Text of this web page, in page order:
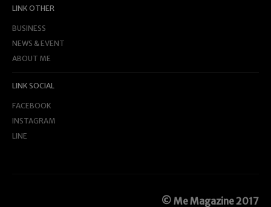
LINK OTHER
BUSINESS
NEWS & EVENT
ABOUT ME
LINK SOCIAL
FACEBOOK
INSTAGRAM
LINE
© Me Magazine 2017